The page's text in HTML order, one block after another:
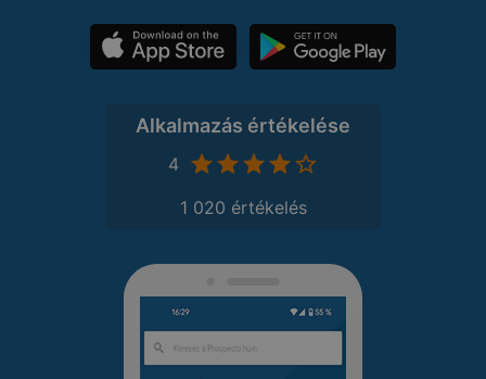
Alkalmazás értékelése
4
1 020 értékelés